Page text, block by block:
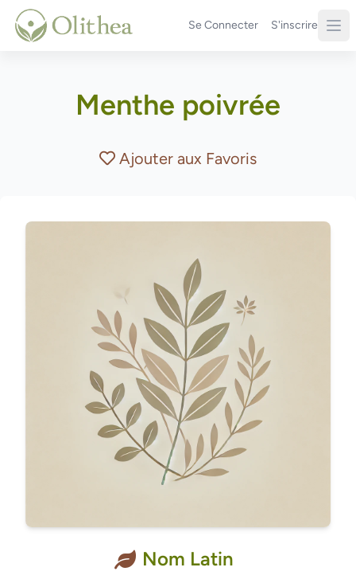
Se Connecter S'inscrire
Menthe poivrée
Ajouter aux Favoris
Nom Latin